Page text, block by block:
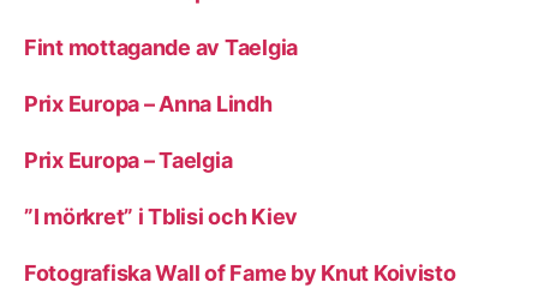
Fint mottagande av Taelgia
Prix Europa – Anna Lindh
Prix Europa – Taelgia
”I mörkret” i Tblisi och Kiev
Fotografiska Wall of Fame by Knut Koivisto